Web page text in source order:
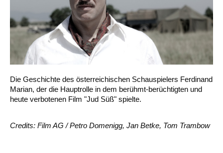
Die Geschichte des österreichischen Schauspielers Ferdinand
Marian, der die Hauptrolle in dem berühmt-berüchtigten und
heute verbotenen Film "Jud Süß" spielte.
Credits: Film AG / Petro Domenigg, Jan Betke, Tom Trambow